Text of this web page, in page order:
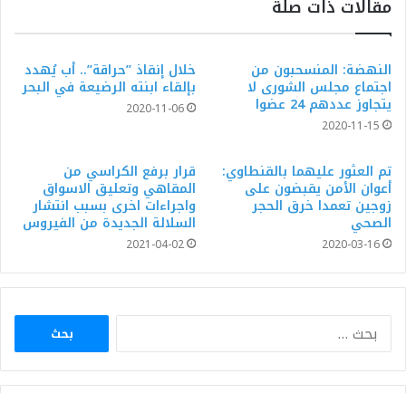
مقالات ذات صلة
النهضة: المنسحبون من
اجتماع مجلس الشورى لا
يتجاوز عددهم 24 عضوا
2020-11-15
خلال إنقاذ ”حراقة”.. أب يُهدد
بإلقاء ابنته الرضيعة في البحر
2020-11-06
تم العثور عليهما بالقنطاوي:
أعوان الأمن يقبضون على
زوجين تعمدا خرق الحجر
الصحي
2020-03-16
قرار برفع الكراسي من
المقاهي وتعليق الاسواق
واجراءات اخرى بسبب انتشار
السلالة الجديدة من الفيروس
2021-04-02
البحث